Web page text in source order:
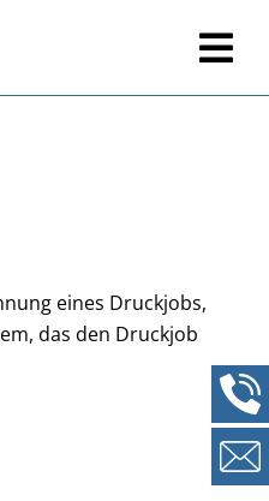
eines Druckjobs,
das den Druckjob